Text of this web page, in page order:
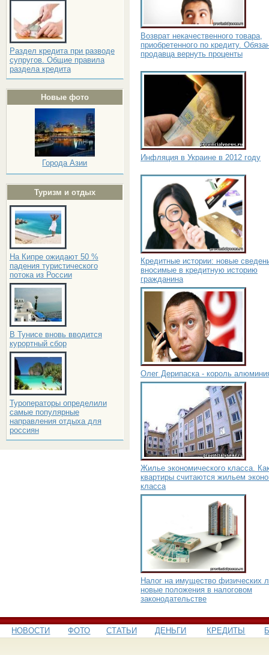
Раздел кредита при разводе
супругов. Общие правила
раздела кредита
Новые фото
Города Азии
Туризм и отдых
На Кипре ожидают 50 %
падения туристического
потока из России
В Тунисе вновь вводится
курортный сбор
Туроператоры определили
самые популярные
направления отдыха для
россиян
Возврат некачественного товара,
приобретенного по кредиту.
продавца вернуть проценты
Инфляция в Украине в 2012 году
Кредитные истории: новые
вносимые в кредитную историю
гражданина
Олег Дерипаска - король
Жилье экономического класса.
квартиры считаются жильем
класса
Налог на имущество физических
новые положения в налоговом
законодательстве
НОВОСТИ ФОТО СТАТЬИ ДЕНЬГИ КРЕДИТЫ